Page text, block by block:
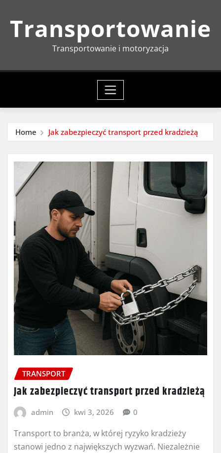
Transportowanie
Transportowanie i motoryzacja
Home Jak zabezpieczyć transport przed kradzieżą
TRANSPORT
Jak zabezpieczyć transport przed kradzieżą
admin kwi 3, 2026 0
Transport to branża, w której ryzyko kradzieży
stanowi jedno z największych wyzwań. Niezależnie